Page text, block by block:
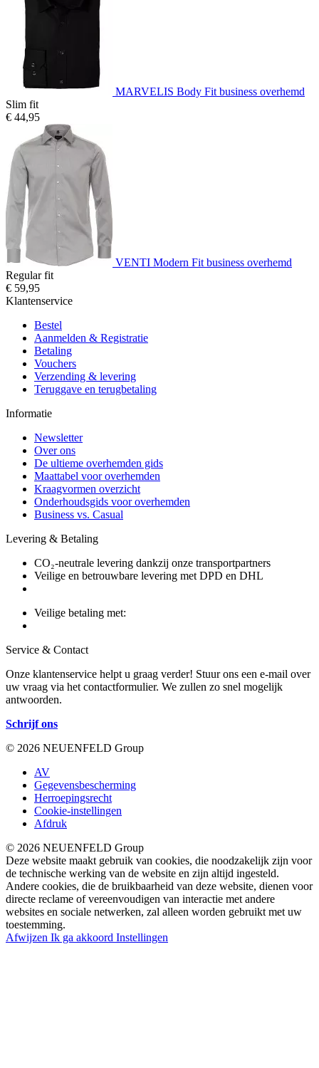
MARVELIS Body Fit business overhemd
Slim fit
€ 44,95
VENTI Modern Fit business overhemd
Regular fit
€ 59,95
Klantenservice
Bestel
Aanmelden & Registratie
Betaling
Vouchers
Verzending & levering
Teruggave en terugbetaling
Informatie
Newsletter
Over ons
De ultieme overhemden gids
Maattabel voor overhemden
Kraagvormen overzicht
Onderhoudsgids voor overhemden
Business vs. Casual
Levering & Betaling
CO₂-neutrale levering dankzij onze transportpartners
Veilige en betrouwbare levering met DPD en DHL
Veilige betaling met:
Service & Contact
Onze klantenservice helpt u graag verder! Stuur ons een e-mail over
uw vraag via het contactformulier. We zullen zo snel mogelijk
antwoorden.
Schrijf ons
© 2026 NEUENFELD Group
AV
Gegevensbescherming
Herroepingsrecht
Cookie-instellingen
Afdruk
© 2026 NEUENFELD Group
Deze website maakt gebruik van cookies, die noodzakelijk zijn voor
de technische werking van de website en zijn altijd ingesteld.
Andere cookies, die de bruikbaarheid van deze website, dienen voor
directe reclame of vereenvoudigen van interactie met andere
websites en sociale netwerken, zal alleen worden gebruikt met uw
toestemming.
Afwijzen Ik ga akkoord Instellingen